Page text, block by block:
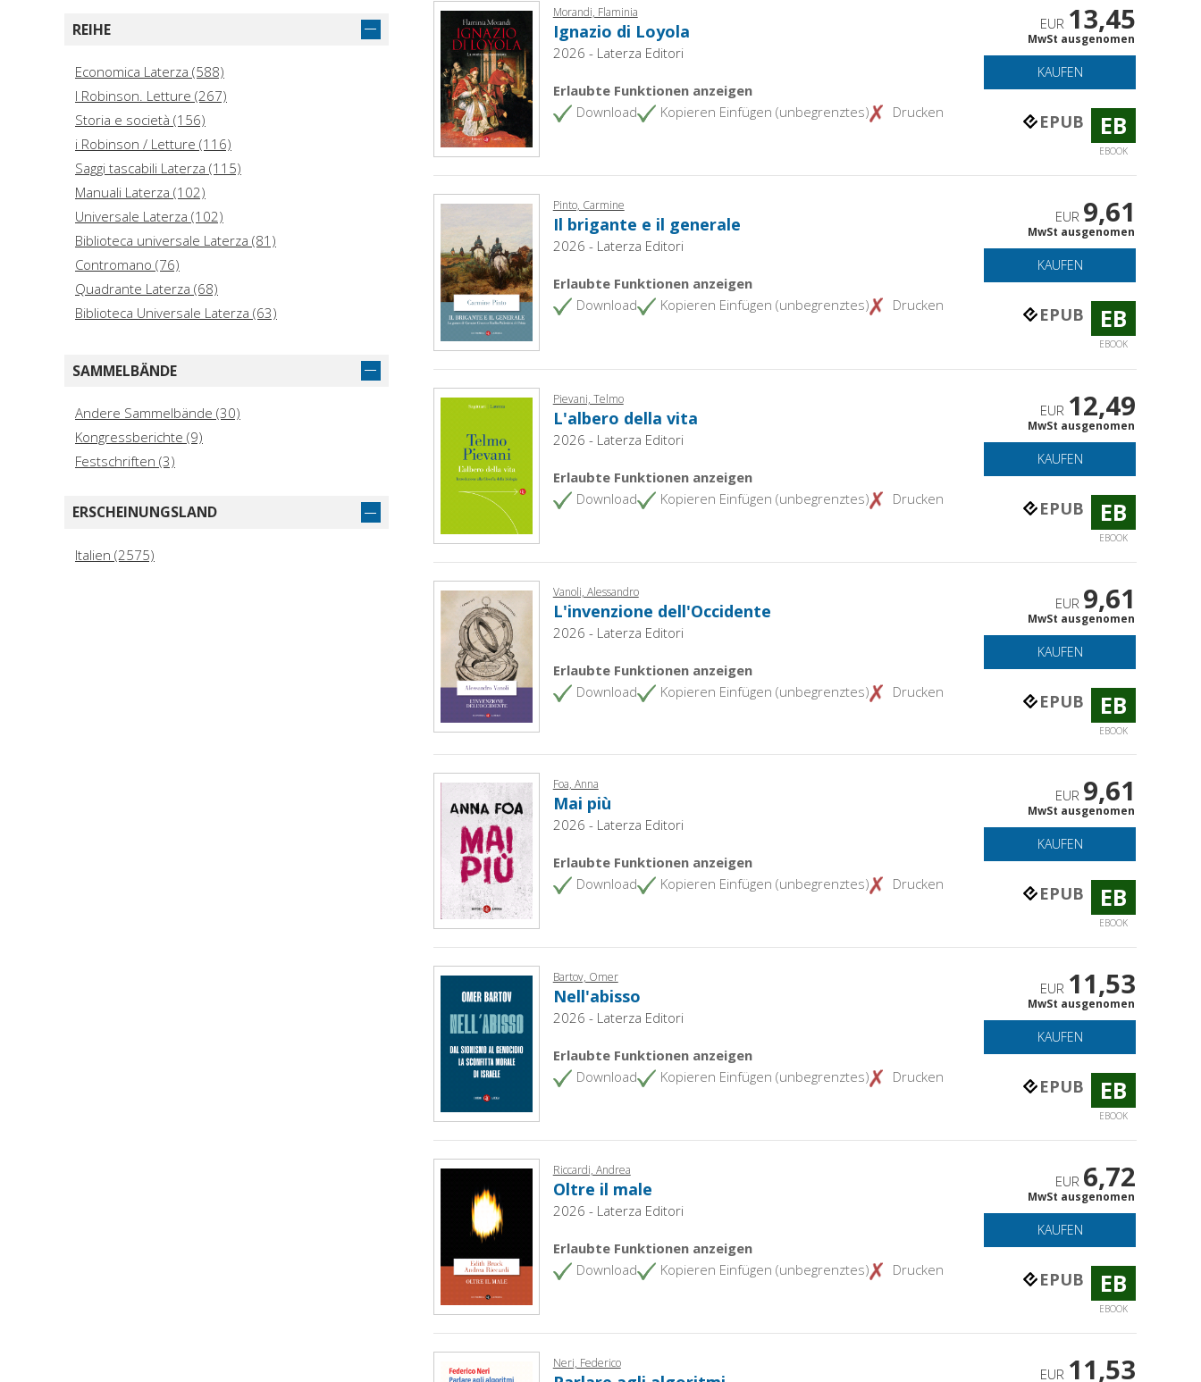
Historical Sciences (Archaeology, Genealogy) (26)
Technology (22)
Music (18)
Military Science (10)
History of the Americas (General) (8)
History of the Americas (Local) (8)
Agriculture (3)
General Works (2)
REIHE
Economica Laterza (588)
I Robinson. Letture (267)
Storia e società (156)
i Robinson / Letture (116)
Saggi tascabili Laterza (115)
Manuali Laterza (102)
Universale Laterza (102)
Biblioteca universale Laterza (81)
Contromano (76)
Quadrante Laterza (68)
Biblioteca Universale Laterza (63)
Libri del tempo Laterza (58)
Percorsi (51)
Manuali di base (50)
Biblioteca essenziale Laterza (44)
I Robinson/Letture (38)
SAMMELBÄNDE
Andere Sammelbände (30)
Kongressberichte (9)
Festschriften (3)
ERSCHEINUNGSLAND
Italien (2575)
Morandi, Flaminia
Ignazio di Loyola
2026 - Laterza Editori
Erlaubte Funktionen anzeigen
Download
Kopieren Einfügen (unbegrenztes) Drucken
EUR 13,45
MwSt ausgenomen
KAUFEN
EPUB EB
EBOOK
Pinto, Carmine
Il brigante e il generale
2026 - Laterza Editori
Erlaubte Funktionen anzeigen
Download
Kopieren Einfügen (unbegrenztes) Drucken
EUR 9,61
MwSt ausgenomen
KAUFEN
EPUB EB
EBOOK
Pievani, Telmo
L'albero della vita
2026 - Laterza Editori
Erlaubte Funktionen anzeigen
Download
Kopieren Einfügen (unbegrenztes) Drucken
EUR 12,49
MwSt ausgenomen
KAUFEN
EPUB EB
EBOOK
Vanoli, Alessandro
L'invenzione dell'Occidente
2026 - Laterza Editori
Erlaubte Funktionen anzeigen
Download
Kopieren Einfügen (unbegrenztes) Drucken
EUR 9,61
MwSt ausgenomen
KAUFEN
EPUB EB
EBOOK
Foa, Anna
Mai più
2026 - Laterza Editori
Erlaubte Funktionen anzeigen
Download
Kopieren Einfügen (unbegrenztes) Drucken
EUR 9,61
MwSt ausgenomen
KAUFEN
EPUB EB
EBOOK
Bartov, Omer
Nell'abisso
2026 - Laterza Editori
Erlaubte Funktionen anzeigen
Download
Kopieren Einfügen (unbegrenztes) Drucken
EUR 11,53
MwSt ausgenomen
KAUFEN
EPUB EB
EBOOK
Riccardi, Andrea
Oltre il male
2026 - Laterza Editori
Erlaubte Funktionen anzeigen
Download
Kopieren Einfügen (unbegrenztes) Drucken
EUR 6,72
MwSt ausgenomen
KAUFEN
EPUB EB
EBOOK
Neri, Federico
EUR 11,53